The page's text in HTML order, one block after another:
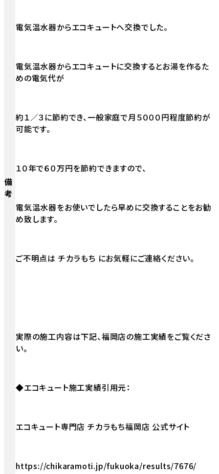
備
考
電気温水器からエコキュートへ交換でした。
電気温水器からエコキュートに交換するとお湯を作るた
めの電気代が
約１／３に節約でき、一般家庭で月５０００円程度節約が
可能です。
１０年で６０万円を節約できますので、
電気温水器をお使いでしたら早めに交換することをお勧
め致します。
ご不明点は チカラもち にお気軽にご連絡ください。
実際の施工内容は下記、福岡店の施工実績をご覧くださ
い。
◆エコキュート施工実績引用元：
エコキュート専門店 チカラもち福岡店 公式サイト
https://chikaramoti.jp/fukuoka/results/7676/